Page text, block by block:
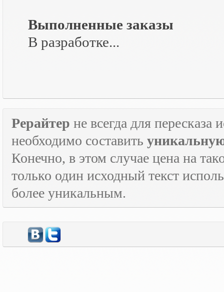
Выполненные заказы
В разработке...
Рерайтер не всегда для пересказа
необходимо составить
Конечно, в этом случае цена на
только один исходный текст
более уникальным.